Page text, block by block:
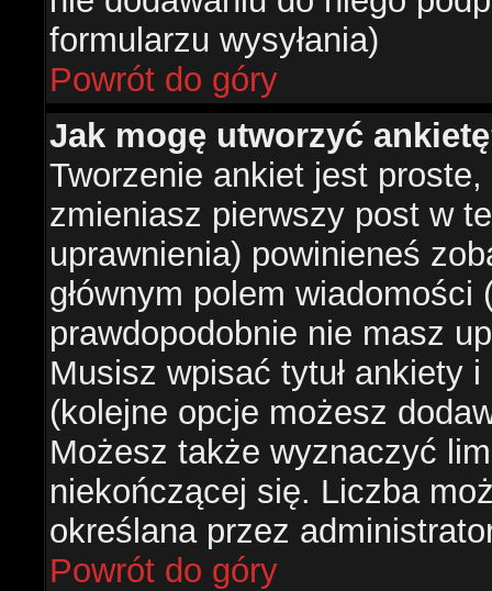
formularzu wysyłania)
Powrót do góry
Jak mogę utworzyć
Tworzenie ankiet jest
zmieniasz pierwszy post w
uprawnienia) powinieneś
głównym polem
prawdopodobnie nie masz
Musisz wpisać tytuł ankiety
(kolejne opcje możesz
Możesz także wyznaczyć
niekończącej się. Liczba
określana przez
Powrót do góry